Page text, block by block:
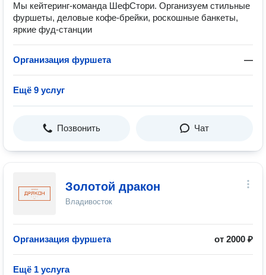
Мы кейтеринг-команда ШефСтори. Организуем стильные
фуршеты, деловые кофе-брейки, роскошные банкеты,
яркие фуд-станции
Организация фуршета —
Ещё 9 услуг
Позвонить Чат
Золотой дракон
Владивосток
Организация фуршета от 2000 ₽
Ещё 1 услуга